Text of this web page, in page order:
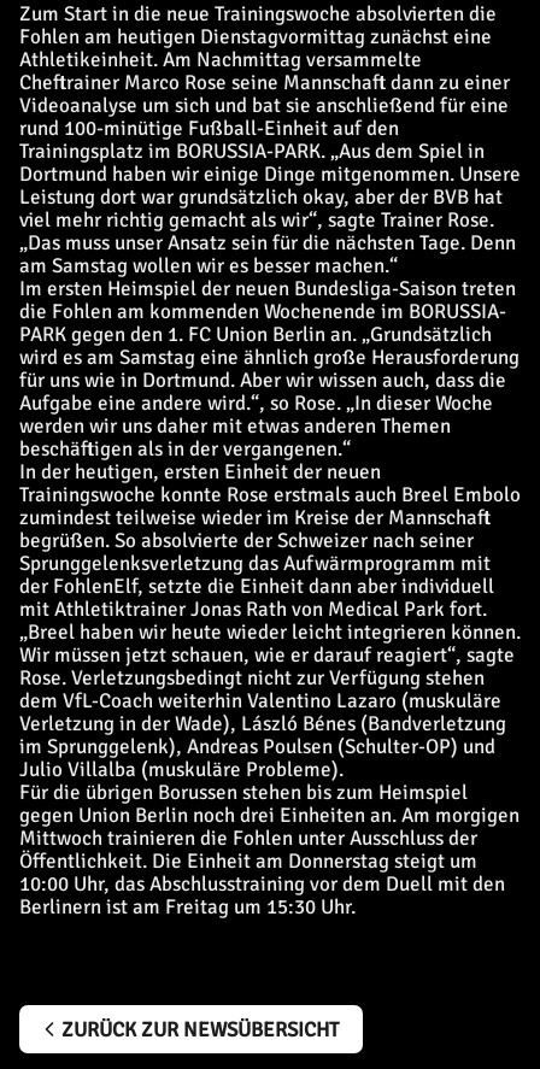
Zum Start in die neue Trainingswoche absolvierten die
Fohlen am heutigen Dienstagvormittag zunächst eine
Athletikeinheit. Am Nachmittag versammelte
Cheftrainer Marco Rose seine Mannschaft dann zu einer
Videoanalyse um sich und bat sie anschließend für eine
rund 100-minütige Fußball-Einheit auf den
Trainingsplatz im BORUSSIA-PARK. „Aus dem Spiel in
Dortmund haben wir einige Dinge mitgenommen. Unsere
Leistung dort war grundsätzlich okay, aber der BVB hat
viel mehr richtig gemacht als wir“, sagte Trainer Rose.
„Das muss unser Ansatz sein für die nächsten Tage. Denn
am Samstag wollen wir es besser machen.“
Im ersten Heimspiel der neuen Bundesliga-Saison treten
die Fohlen am kommenden Wochenende im BORUSSIA-
PARK gegen den 1. FC Union Berlin an. „Grundsätzlich
wird es am Samstag eine ähnlich große Herausforderung
für uns wie in Dortmund. Aber wir wissen auch, dass die
Aufgabe eine andere wird.“, so Rose. „In dieser Woche
werden wir uns daher mit etwas anderen Themen
beschäftigen als in der vergangenen.“
In der heutigen, ersten Einheit der neuen
Trainingswoche konnte Rose erstmals auch Breel Embolo
zumindest teilweise wieder im Kreise der Mannschaft
begrüßen. So absolvierte der Schweizer nach seiner
Sprunggelenksverletzung das Aufwärmprogramm mit
der FohlenElf, setzte die Einheit dann aber individuell
mit Athletiktrainer Jonas Rath von Medical Park fort.
„Breel haben wir heute wieder leicht integrieren können.
Wir müssen jetzt schauen, wie er darauf reagiert“, sagte
Rose. Verletzungsbedingt nicht zur Verfügung stehen
dem VfL-Coach weiterhin Valentino Lazaro (muskuläre
Verletzung in der Wade), László Bénes (Bandverletzung
im Sprunggelenk), Andreas Poulsen (Schulter-OP) und
Julio Villalba (muskuläre Probleme).
Für die übrigen Borussen stehen bis zum Heimspiel
gegen Union Berlin noch drei Einheiten an. Am morgigen
Mittwoch trainieren die Fohlen unter Ausschluss der
Öffentlichkeit. Die Einheit am Donnerstag steigt um
10:00 Uhr, das Abschlusstraining vor dem Duell mit den
Berlinern ist am Freitag um 15:30 Uhr.
ZURÜCK ZUR NEWSÜBERSICHT